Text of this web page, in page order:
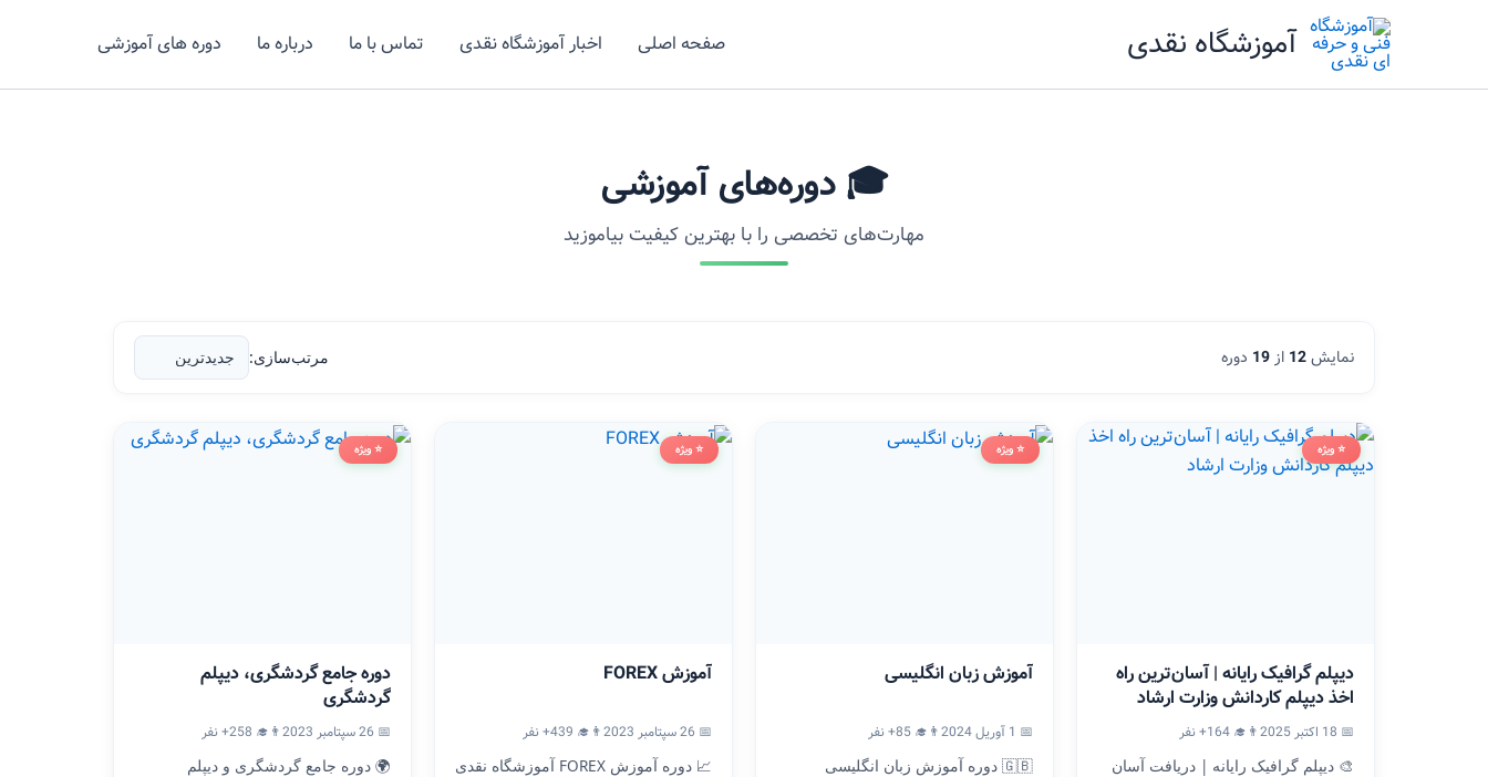
آموزشگاه نقدی صفحه اصلی اخبار آموزشگاه نقدی تماس با ما درباره ما دوره های آموزشی
🎓 دوره‌های آموزشی
مهارت‌های تخصصی را با بهترین کیفیت بیاموزید
نمایش12 از 19 دوره مرتب‌سازی:
⭐ ویژه
دیپلم گرافیک رایانه | آسان‌ترین راه
اخذ دیپلم کاردانش وزارت ارشاد
📅 18 اکتبر 2025
👨‍🎓 164+ نفر
🎨 دیپلم گرافیک رایانه | دریافت آسان
⭐ ویژه
آموزش زبان انگلیسی
📅 1 آوریل 2024
👨‍🎓 85+ نفر
🇬🇧 دوره آموزش زبان انگلیسی
⭐ ویژه
آموزش FOREX
📅 26 سپتامبر 2023
👨‍🎓 439+ نفر
📈 دوره آموزش FOREX آموزشگاه نقدی
⭐ ویژه
دوره جامع گردشگری، دیپلم
گردشگری
📅 26 سپتامبر 2023
👨‍🎓 258+ نفر
🌍 دوره جامع گردشگری و دیپلم